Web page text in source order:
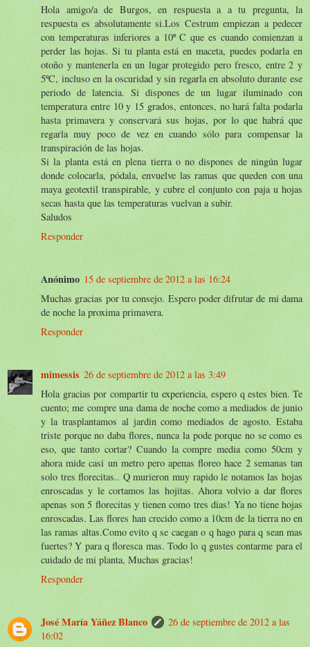
Hola amigo/a de Burgos, en respuesta a a tu pregunta, la
respuesta es absolutamente si.Los Cestrum empiezan a pedecer
con temperaturas inferiores a 10º C que es cuando comienzan a
perder las hojas. Si tu planta está en maceta, puedes podarla en
otoño y mantenerla en un lugar protegido pero fresco, entre 2 y
5ºC, incluso en la oscuridad y sin regarla en absoluto durante ese
periodo de latencia. Si dispones de un lugar iluminado con
temperatura entre 10 y 15 grados, entonces, no hará falta podarla
hasta primavera y conservará sus hojas, por lo que habrá que
regarla muy poco de vez en cuando sólo para compensar la
transpiración de las hojas.
Si la planta está en plena tierra o no dispones de ningún lugar
donde colocarla, pódala, envuelve las ramas que queden con una
maya geotextil transpirable, y cubre el conjunto con paja u hojas
secas hasta que las temperaturas vuelvan a subir.
Saludos
Responder
Anónimo 15 de septiembre de 2012 a las 16:24
Muchas gracias por tu consejo. Espero poder difrutar de mi dama
de noche la proxima primavera.
Responder
mimessis 26 de septiembre de 2012 a las 3:49
Hola gracias por compartir tu experiencia, espero q estes bien. Te
cuento; me compre una dama de noche como a mediados de junio
y la trasplantamos al jardin como mediados de agosto. Estaba
triste porque no daba flores, nunca la pode porque no se como es
eso, que tanto cortar? Cuando la compre media como 50cm y
ahora mide casi un metro pero apenas floreo hace 2 semanas tan
solo tres florecitas.. Q murieron muy rapido le notamos las hojas
enroscadas y le cortamos las hojitas. Ahora volvio a dar flores
apenas son 5 florecitas y tienen como tres dias! Ya no tiene hojas
enroscadas. Las flores han crecido como a 10cm de la tierra no en
las ramas altas.Como evito q se caegan o q hago para q sean mas
fuertes? Y para q floresca mas. Todo lo q gustes contarme para el
cuidado de mi planta, Muchas gracias!
Responder
José María Yáñez Blanco
26 de septiembre de 2012 a las
16:02